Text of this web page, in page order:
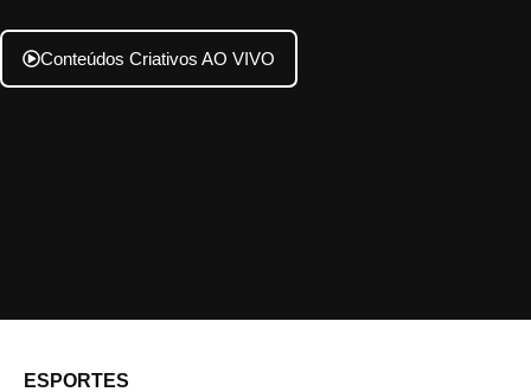
Conteúdos Criativos AO VIVO
ESPORTES